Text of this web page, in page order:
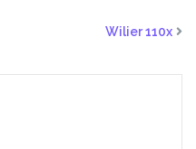
Wilier 110x